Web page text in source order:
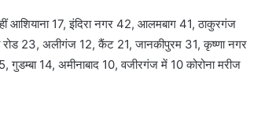
आशियाना 17, इंदिरा नगर 42, आलमबाग 41, ठाकुरगंज
रोड 23, अलीगंज 12, कैंट 21, जानकीपुरम 31, कृष्णा नगर
14, अमीनाबाद 10, वजीरगंज में 10 कोरोना मरीज